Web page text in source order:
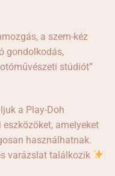
a szem-kéz
gondolkodás,
stúdiót”
a Play-Doh
amelyeket
használhatnak.
varázslat találkozik